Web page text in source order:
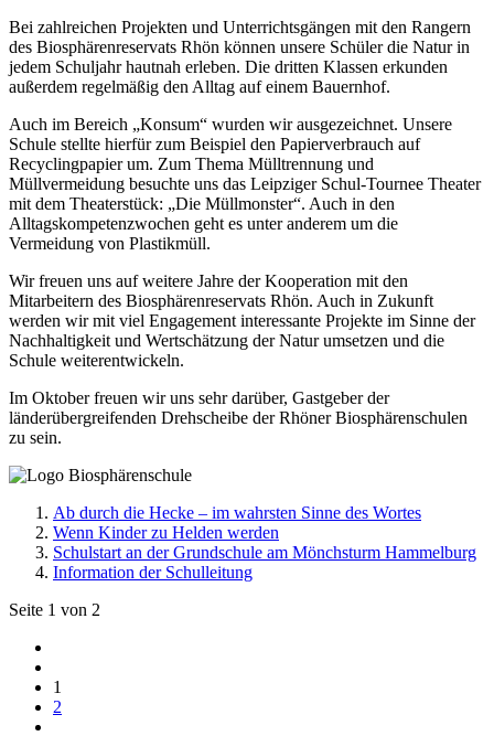
Bei zahlreichen Projekten und Unterrichtsgängen mit den Rangern
des Biosphärenreservats Rhön können unsere Schüler die Natur in
jedem Schuljahr hautnah erleben. Die dritten Klassen erkunden
außerdem regelmäßig den Alltag auf einem Bauernhof.
Auch im Bereich „Konsum“ wurden wir ausgezeichnet. Unsere
Schule stellte hierfür zum Beispiel den Papierverbrauch auf
Recyclingpapier um. Zum Thema Mülltrennung und
Müllvermeidung besuchte uns das Leipziger Schul-Tournee Theater
mit dem Theaterstück: „Die Müllmonster“. Auch in den
Alltagskompetenzwochen geht es unter anderem um die
Vermeidung von Plastikmüll.
Wir freuen uns auf weitere Jahre der Kooperation mit den
Mitarbeitern des Biosphärenreservats Rhön. Auch in Zukunft
werden wir mit viel Engagement interessante Projekte im Sinne der
Nachhaltigkeit und Wertschätzung der Natur umsetzen und die
Schule weiterentwickeln.
Im Oktober freuen wir uns sehr darüber, Gastgeber der
länderübergreifenden Drehscheibe der Rhöner Biosphärenschulen
zu sein.
Ab durch die Hecke – im wahrsten Sinne des Wortes
Wenn Kinder zu Helden werden
Schulstart an der Grundschule am Mönchsturm Hammelburg
Information der Schulleitung
Seite 1 von 2
1
2